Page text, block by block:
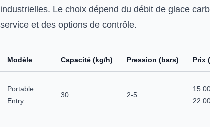
industrielles. Le choix dépend du débit de glace
service et des options de contrôle.
Modèle Capacité (kg/h) Pression (bars) Prix
Portable
Entry
30 2-5
15
22